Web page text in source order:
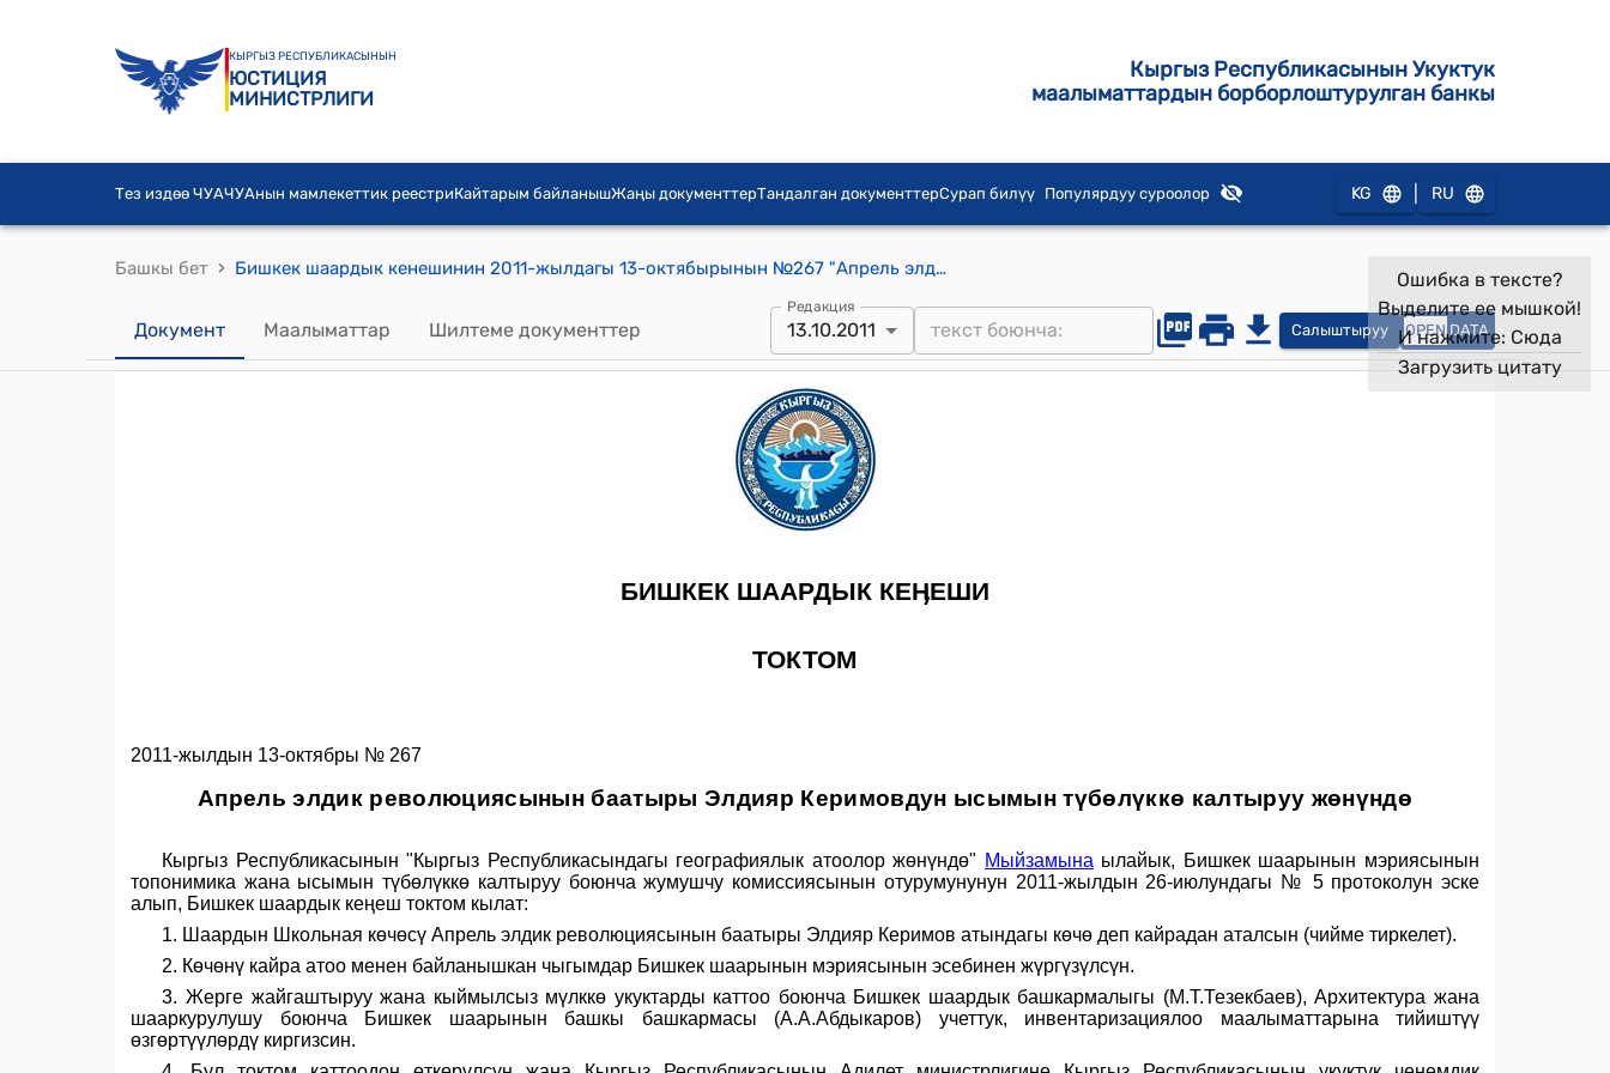
КЫРГЫЗ РЕСПУБЛИКАСЫНЫН
ЮСТИЦИЯ
МИНИСТРЛИГИ
Кыргыз Республикасынын Укуктук
маалыматтардын борборлоштурулган банкы
Тез издөө ЧУАЧУАнын мамлекеттик реестриКайтарым байланышЖаңы документтерТандалган документтерСурап билүү Популярдуу суроолор KG RU
Башкы бет › Бишкек шаардык кенешинин 2011-жылдагы 13-октябырынын №267 "Апрель элдик революциясынын баатыры Элдияр Керимовдун ысымын түбөлүккө калтыруу жөнүндө" токтому
Документ Маалыматтар Шилтеме документтер
Редакция
13.10.2011 Салыштыруу OPEN DATA
Ошибка в тексте?
Выделите ее мышкой!
И нажмите: Сюда
Загрузить цитату